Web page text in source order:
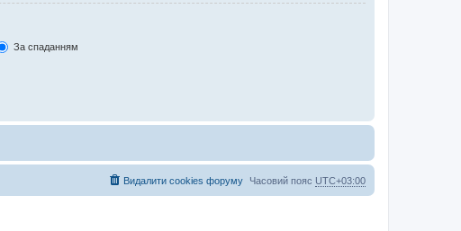
За спаданням
Часовий пояс UTC+03:00
Видалити cookies форуму